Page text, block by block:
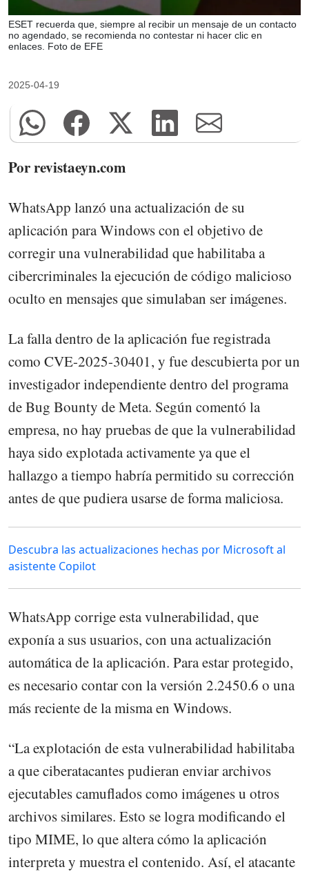
ESET recuerda que, siempre al recibir un mensaje de un contacto
no agendado, se recomienda no contestar ni hacer clic en
enlaces. Foto de EFE
2025-04-19
Por revistaeyn.com
WhatsApp lanzó una actualización de su
aplicación para Windows con el objetivo de
corregir una vulnerabilidad que habilitaba a
cibercriminales la ejecución de código malicioso
oculto en mensajes que simulaban ser imágenes.
La falla dentro de la aplicación fue registrada
como CVE-2025-30401, y fue descubierta por un
investigador independiente dentro del programa
de Bug Bounty de Meta. Según comentó la
empresa, no hay pruebas de que la vulnerabilidad
haya sido explotada activamente ya que el
hallazgo a tiempo habría permitido su corrección
antes de que pudiera usarse de forma maliciosa.
Descubra las actualizaciones hechas por Microsoft al
asistente Copilot
WhatsApp corrige esta vulnerabilidad, que
exponía a sus usuarios, con una actualización
automática de la aplicación. Para estar protegido,
es necesario contar con la versión 2.2450.6 o una
más reciente de la misma en Windows.
“La explotación de esta vulnerabilidad habilitaba
a que ciberatacantes pudieran enviar archivos
ejecutables camuflados como imágenes u otros
archivos similares. Esto se logra modificando el
tipo MIME, lo que altera cómo la aplicación
interpreta y muestra el contenido. Así, el atacante